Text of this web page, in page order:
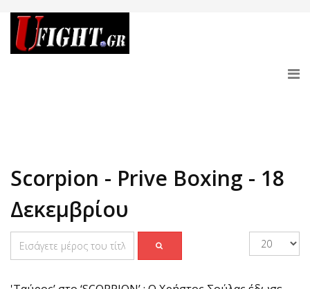
Scorpion - Prive Boxing - 18
Δεκεμβρίου